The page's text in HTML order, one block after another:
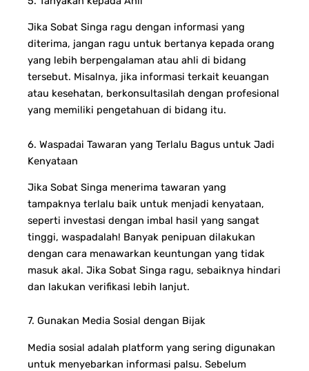
Jika Sobat Singa ragu dengan informasi yang
diterima, jangan ragu untuk bertanya kepada orang
yang lebih berpengalaman atau ahli di bidang
tersebut. Misalnya, jika informasi terkait keuangan
atau kesehatan, berkonsultasilah dengan profesional
yang memiliki pengetahuan di bidang itu.
6. Waspadai Tawaran yang Terlalu Bagus untuk Jadi
Kenyataan
Jika Sobat Singa menerima tawaran yang
tampaknya terlalu baik untuk menjadi kenyataan,
seperti investasi dengan imbal hasil yang sangat
tinggi, waspadalah! Banyak penipuan dilakukan
dengan cara menawarkan keuntungan yang tidak
masuk akal. Jika Sobat Singa ragu, sebaiknya hindari
dan lakukan verifikasi lebih lanjut.
7. Gunakan Media Sosial dengan Bijak
Media sosial adalah platform yang sering digunakan
untuk menyebarkan informasi palsu. Sebelum